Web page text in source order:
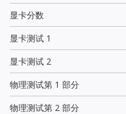
显卡分数
显卡测试 1
显卡测试 2
物理测试第 1 部分
物理测试第 2 部分